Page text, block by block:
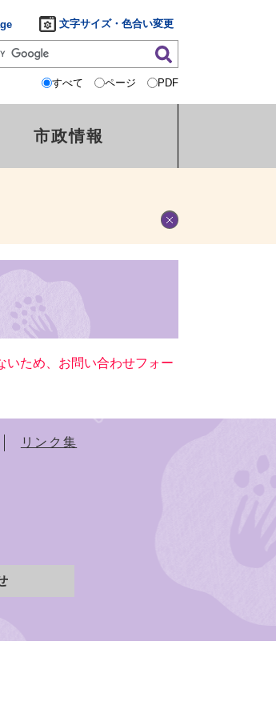
文字サイズ・色合い変更
すべて ページ PDF
市政情報
いため、お問い合わせフォー
リンク集